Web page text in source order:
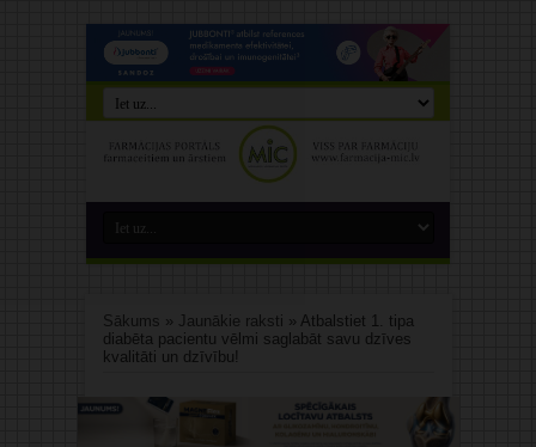
Sākums » Jaunākie raksti » Atbalstiet 1. tipa
diabēta pacientu vēlmi saglabāt savu dzīves
kvalitāti un dzīvību!